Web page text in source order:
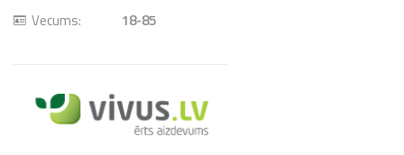
Vecums: 18-85